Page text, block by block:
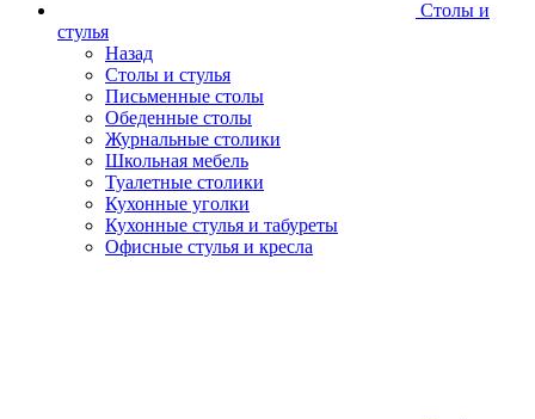
Столы и
стулья
Назад
Столы и стулья
Письменные столы
Обеденные столы
Журнальные столики
Школьная мебель
Туалетные столики
Кухонные уголки
Кухонные стулья и табуреты
Офисные стулья и кресла